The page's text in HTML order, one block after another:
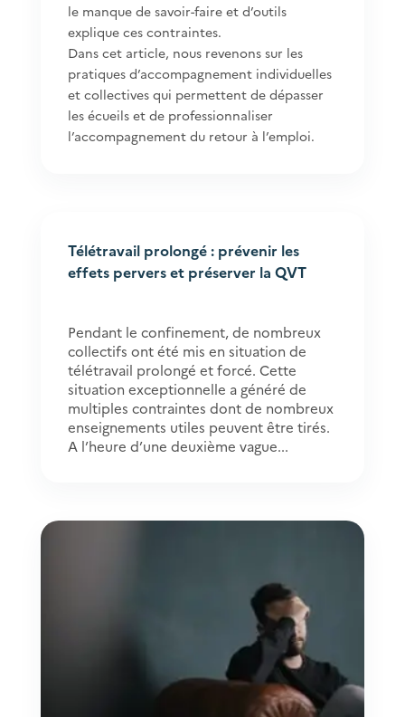
le manque de savoir-faire et d’outils
explique ces contraintes.
Dans cet article, nous revenons sur les
pratiques d’accompagnement individuelles
et collectives qui permettent de dépasser
les écueils et de professionnaliser
l’accompagnement du retour à l’emploi.
Télétravail prolongé : prévenir les
effets pervers et préserver la QVT
Pendant le confinement, de nombreux
collectifs ont été mis en situation de
télétravail prolongé et forcé. Cette
situation exceptionnelle a généré de
multiples contraintes dont de nombreux
enseignements utiles peuvent être tirés.
A l’heure d’une deuxième vague...